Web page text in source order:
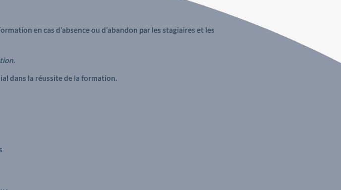
en cas d’absence ou d’abandon par les stagiaires et les
dans la réussite de la formation.